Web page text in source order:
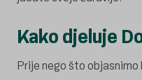
Kako djeluje
Prije nego što